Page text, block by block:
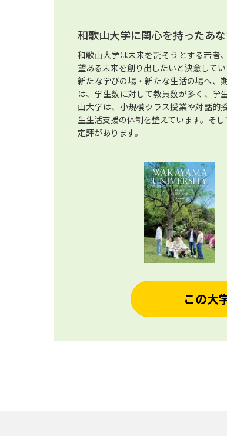
和歌山大学に関心を持ったあ
和歌山大学は未来を託そうとする若者
望ある未来を創り出したいと決意してい
新たな学びの場・新たな生活の場へ、
は、学生数に対して教員数が多く、
山大学は、小規模クラス授業や対話的
生生活支援の体制を整えています。そ
定評があります。
この大